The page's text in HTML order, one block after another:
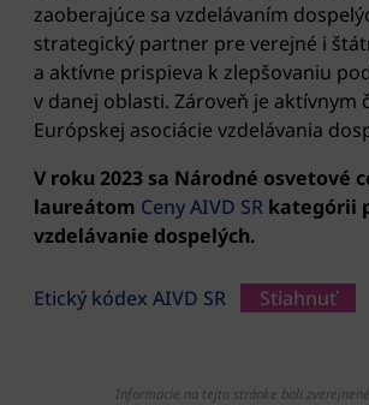
zaoberajúce sa vzdelávaním
strategický partner pre verejné i
a aktívne prispieva k zlepšovaniu
v danej oblasti. Zároveň je aktívnym
Európskej asociácie vzdelávania
V roku 2023 sa Národné osvetové
laureátom Ceny AIVD SR kategórii
vzdelávanie dospelých.
Etický kódex AIVD SR Stiahnuť
Informácie na tejto stránke boli